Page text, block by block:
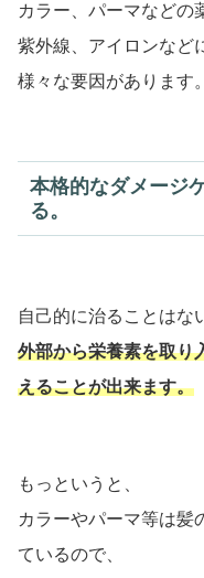
カラー、パーマなどの
紫外線、アイロンなど
様々な要因があります。
本格的なダメージ
る。
自己的に治ることはな
外部から栄養素を取り
えることが出来ます。
もっというと、
カラーやパーマ等は髪
ているので、